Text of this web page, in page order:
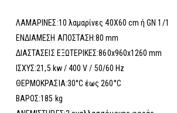
ΛΑΜΑΡΙΝΕΣ:10 λαμαρίνες 40Χ60 cm ή GN 1/1
ΕΝΔΙΑΜΕΣΗ ΑΠΟΣΤΑΣΗ:80 mm
ΔΙΑΣΤΑΣΕΙΣ ΕΞΩΤΕΡΙΚΕΣ:860x960x1260 mm
ΙΣΧΥΣ:21,5 kw / 400 V / 50/60 Hz
ΘΕΡΜΟΚΡΑΣΙΑ:30°C έως 260°C
ΒΑΡΟΣ:185 kg